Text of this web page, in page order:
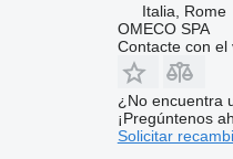
Italia, Rome
OMECO SPA
Contacte con el
¿No encuentra
¡Pregúntenos
Solicitar